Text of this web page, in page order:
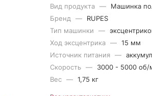
Вид продукта —
Машинка
Бренд
—
RUPES
Тип машинки
—
Ход эксцентрика — 15 мм
Источник питания —
Скорость —
3000 - 5000 об/
Вес — 1,75 кг